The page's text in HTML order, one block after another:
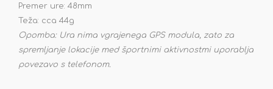
Premer ure: 48mm
Teža: cca 44g
Opomba: Ura nima vgrajenega GPS modula, zato za
spremljanje lokacije med športnimi aktivnostmi uporablja
povezavo s telefonom.